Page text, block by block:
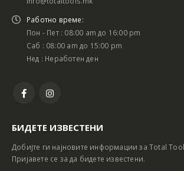
Батериски сет Ротирачки Чекан и Бормашина 20V
Работно време:
Пон - Пет : 08:00 am до 16:00 pm
Саб : 08:00 am до 15:00 pm
Нед : Неработен ден
БИДЕТЕ ИЗВЕСТЕНИ
Добијте ги најновите информации за Total
Пријавете се за да бидете известени.